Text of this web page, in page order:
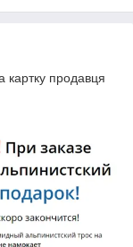
картку продавця